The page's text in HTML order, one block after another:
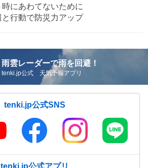
にあわてないために
行動で防災力アップ
雨雲レーダーで雨を回避！
tenki.jp公式 天気予報アプリ
tenki.jp公式SNS
tenki.jp公式アプリ